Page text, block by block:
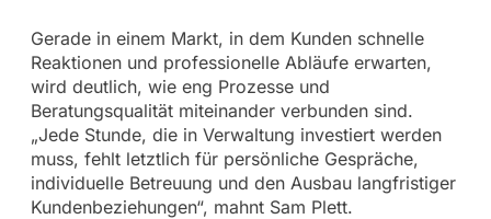
Gerade in einem Markt, in dem Kunden schnelle
Reaktionen und professionelle Abläufe erwarten,
wird deutlich, wie eng Prozesse und
Beratungsqualität miteinander verbunden sind.
„Jede Stunde, die in Verwaltung investiert werden
muss, fehlt letztlich für persönliche Gespräche,
individuelle Betreuung und den Ausbau langfristiger
Kundenbeziehungen“, mahnt Sam Plett.